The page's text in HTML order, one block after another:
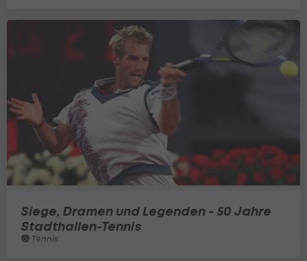
Siege, Dramen und Legenden - 50 Jahre
Stadthallen-Tennis
Tennis